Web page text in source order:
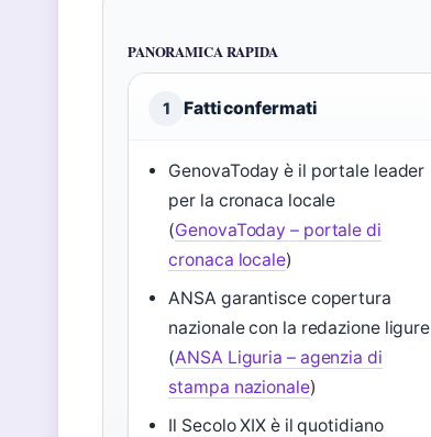
PANORAMICA RAPIDA
1 Fatti confermati
GenovaToday è il portale leader
per la cronaca locale
(GenovaToday – portale di
cronaca locale)
ANSA garantisce copertura
nazionale con la redazione ligure
(ANSA Liguria – agenzia di
stampa nazionale)
Il Secolo XIX è il quotidiano